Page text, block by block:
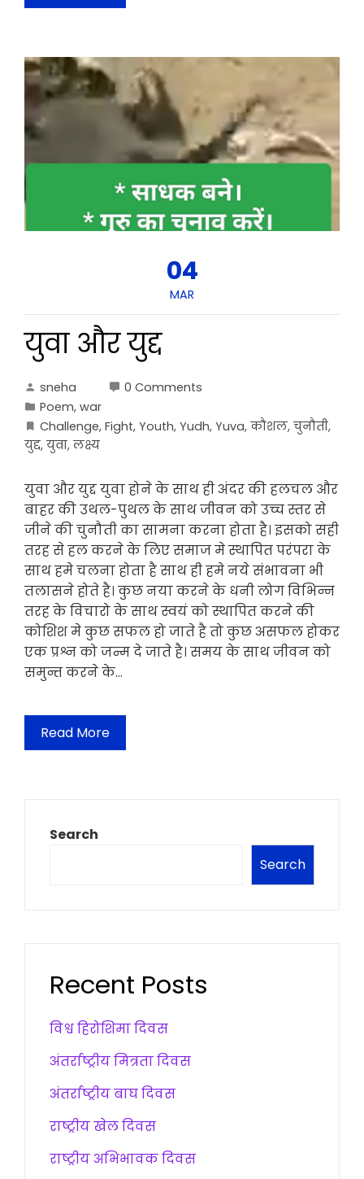
04
MAR
युवा और युद्द
sneha
0 Comments
Poem, war
Challenge, Fight, Youth, Yudh, Yuva, कौशल, चुनौती,
युद्द, युवा, लक्ष्य
युवा और युद्द युवा होने के साथ ही अंदर की हलचल और
बाहर की उथल-पुथल के साथ जीवन को उच्च स्तर से
जीने की चुनौती का सामना करना होता है। इसको सही
तरह से हल करने के लिए समाज मे स्थापित परंपरा के
साथ हमे चलना होता है साथ ही हमे नये संभावना भी
तलासने होते है। कुछ नया करने के धनी लोग विभिन्न
तरह के विचारो के साथ स्वयं को स्थापित करने की
कोशिश मे कुछ सफल हो जाते है तो कुछ असफल होकर
एक प्रश्न को जन्म दे जाते है। समय के साथ जीवन को
समुन्त करने के…
Read More
Search
Search
Recent Posts
विश्व हिरोशिमा दिवस
अंतर्राष्ट्रीय मित्रता दिवस
अंतर्राष्ट्रीय बाघ दिवस
राष्ट्रीय खेल दिवस
राष्ट्रीय अभिभावक दिवस